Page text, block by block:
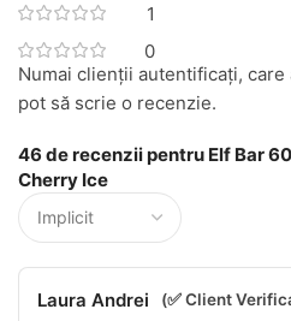
1
0
46 de recenzii pentru Elf Bar
Cherry Ice
Laura Andrei (✅ Client
Numai clienții autentificați,
pot să scrie o recenzie.